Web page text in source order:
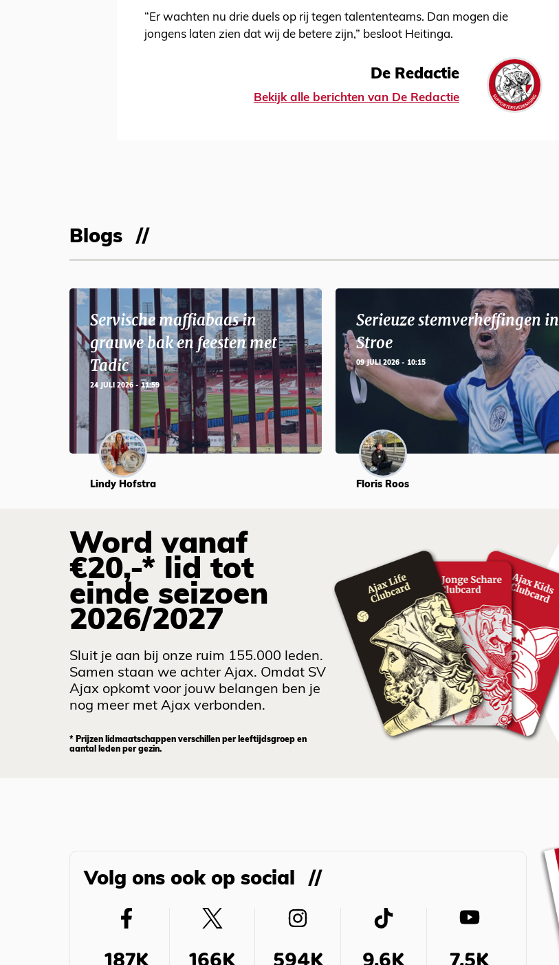
“Er wachten nu drie duels op rij tegen talententeams. Dan mogen die
jongens laten zien dat wij de betere zijn,” besloot Heitinga.
De Redactie
Bekijk alle berichten van De Redactie
Blogs
Servische maffiabaas in
grauwe bak en feesten met
Tadic
24 JULI 2026 - 11:59
Lindy Hofstra
Serieuze stemverheffingen in
Stroe
09 JULI 2026 - 10:15
Floris Roos
Word vanaf
€20,-* lid tot
einde seizoen
2026/2027
Sluit je aan bij onze ruim 155.000 leden.
Samen staan we achter Ajax. Omdat SV
Ajax opkomt voor jouw belangen ben je
nog meer met Ajax verbonden.
* Prijzen lidmaatschappen verschillen per leeftijdsgroep en
aantal leden per gezin.
Volg ons ook op social